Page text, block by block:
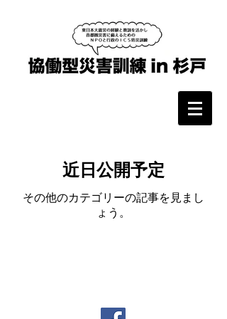
近日公開予定
その他のカテゴリーの記事を見まし
ょう。